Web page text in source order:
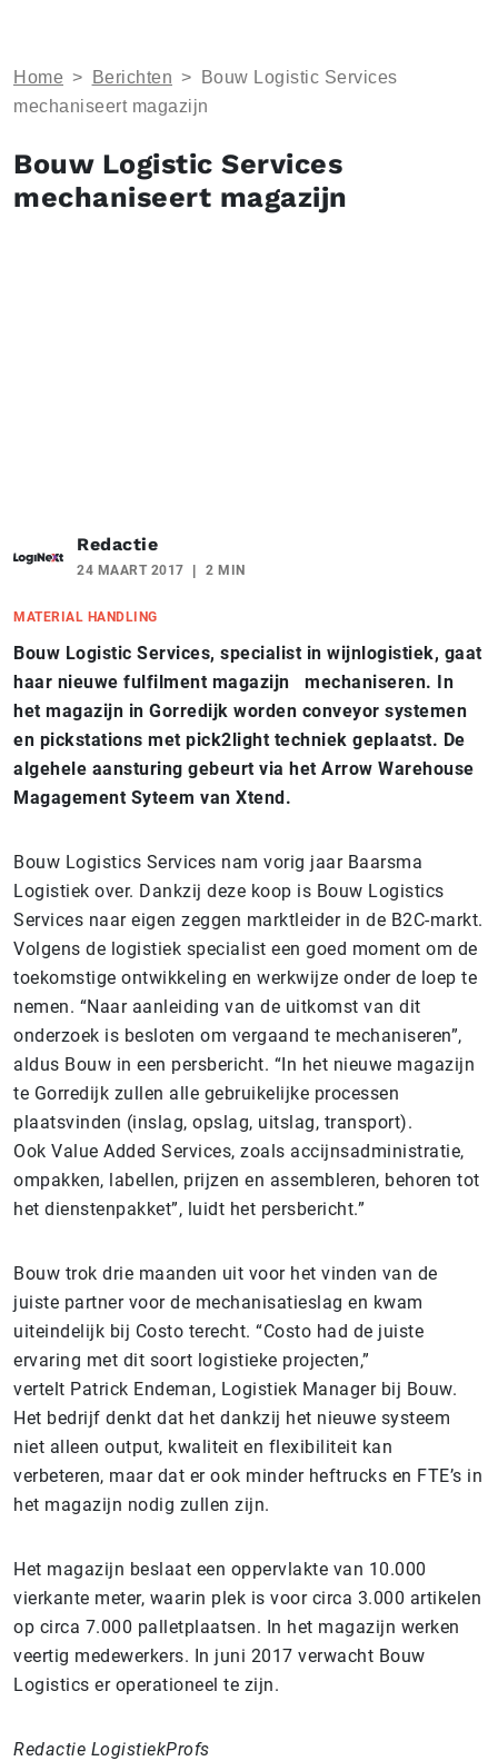
Home > Berichten >
​Bouw Logistic Services
mechaniseert magazijn
​Bouw Logistic Services
mechaniseert magazijn
Redactie
24 MAART 2017 2 MIN
MATERIAL HANDLING
Bouw Logistic Services, specialist in wijnlogistiek, gaat
haar nieuwe fulfilment magazijn mechaniseren. In
het magazijn in Gorredijk worden conveyor systemen
en pickstations met pick2light techniek geplaatst. De
algehele aansturing gebeurt via het Arrow Warehouse
Magagement Syteem van Xtend.
Bouw Logistics Services nam vorig jaar Baarsma
Logistiek over. Dankzij deze koop is Bouw Logistics
Services naar eigen zeggen marktleider in de B2C-markt.
Volgens de logistiek specialist een goed moment om de
toekomstige ontwikkeling en werkwijze onder de loep te
nemen. “Naar aanleiding van de uitkomst van dit
onderzoek is besloten om vergaand te mechaniseren”,
aldus Bouw in een persbericht. “In het nieuwe magazijn
te Gorredijk zullen alle gebruikelijke processen
plaatsvinden (inslag, opslag, uitslag, transport).
Ook Value Added Services, zoals accijnsadministratie,
ompakken, labellen, prijzen en assembleren, behoren tot
het dienstenpakket”, luidt het persbericht.”
Bouw trok drie maanden uit voor het vinden van de
juiste partner voor de mechanisatieslag en kwam
uiteindelijk bij Costo terecht. “Costo had de juiste
ervaring met dit soort logistieke projecten,”
vertelt Patrick Endeman, Logistiek Manager bij Bouw.
Het bedrijf denkt dat het dankzij het nieuwe systeem
niet alleen output, kwaliteit en flexibiliteit kan
verbeteren, maar dat er ook minder heftrucks en FTE’s in
het magazijn nodig zullen zijn.
Het magazijn beslaat een oppervlakte van 10.000
vierkante meter, waarin plek is voor circa 3.000 artikelen
op circa 7.000 palletplaatsen. In het magazijn werken
veertig medewerkers. In juni 2017 verwacht Bouw
Logistics er operationeel te zijn.
Redactie LogistiekProfs